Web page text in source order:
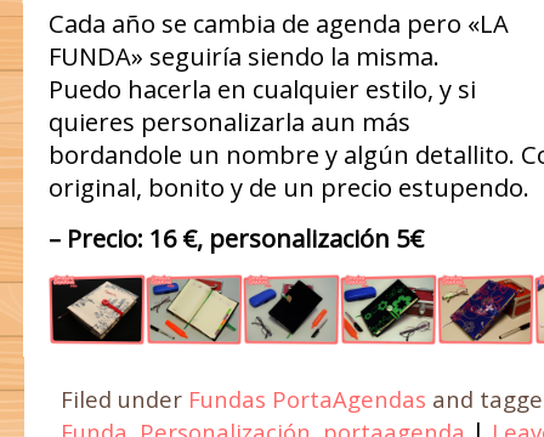
Cada año se cambia de agenda pero «LA
FUNDA» seguiría siendo la misma.
Puedo hacerla en cualquier estilo, y si
quieres personalizarla aun más
bordandole un nombre y algún detallito.
original, bonito y de un precio estupendo.
– Precio: 16 €, personalización 5€
Filed under Fundas PortaAgendas and